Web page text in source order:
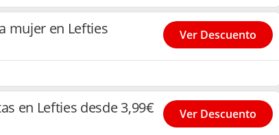
mujer en Lefties Ver Descuento
en Lefties desde 3,99€ Ver Descuento